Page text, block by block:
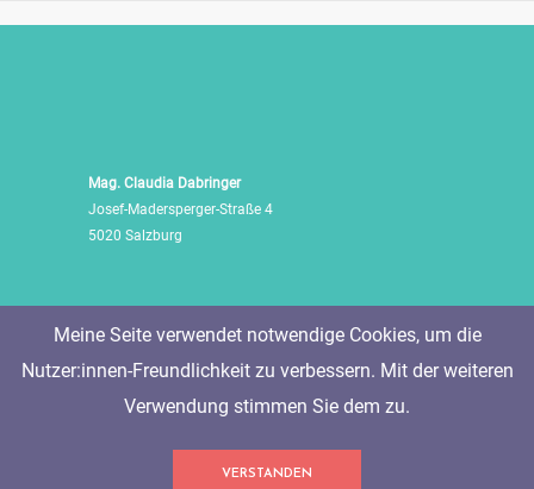
Mag. Claudia Dabringer
Josef-Madersperger-Straße 4
5020 Salzburg
Tel./Fax: +43 662 455 471
Mobil: +43 676 60 514 06
Meine Seite verwendet notwendige Cookies, um die
Nutzer:innen-Freundlichkeit zu verbessern. Mit der weiteren
Verwendung stimmen Sie dem zu.
VERSTANDEN